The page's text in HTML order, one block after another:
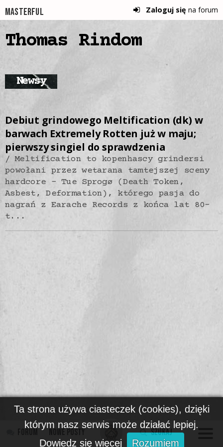
Masterful Zaloguj się na forum
Thomas Rindom
Newsy
Debiut grindowego Meltification (dk) w
barwach Extremely Rotten już w maju;
pierwszy singiel do sprawdzenia
Meltification to kopenhascy grindersi
powołani przez wetarana tamtejszej sceny
hardcore - Tue Sprogø (Death Token,
Asbest, Deformation), którego pasja do
nagrań z Earache Records z końca lat 80-
t...
Szukaj
Ta strona używa ciasteczek (cookies), dzięki
którym nasz serwis może działać lepiej.
Dowiedz się więcej
Rozumiem